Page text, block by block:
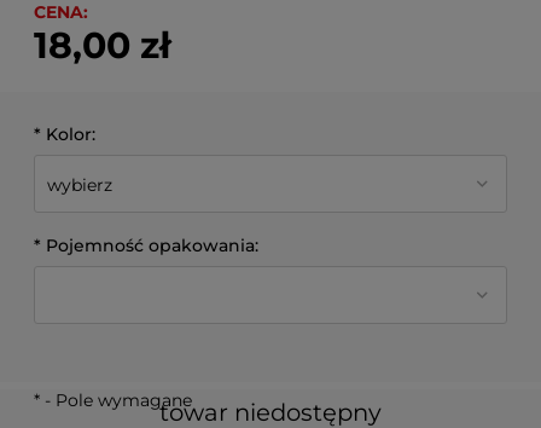
CENA:
18,00 zł
* Kolor:
* Pojemność opakowania:
towar niedostępny
* - Pole wymagane